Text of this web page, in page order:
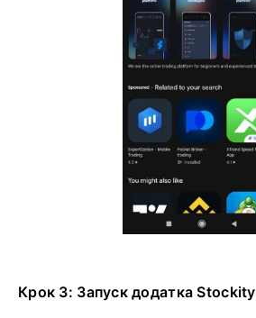
Крок 3: Запуск додатка Stockity